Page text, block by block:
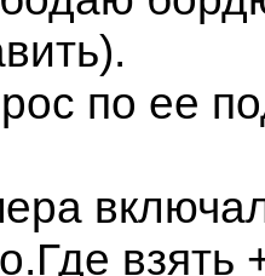
по ее
взять